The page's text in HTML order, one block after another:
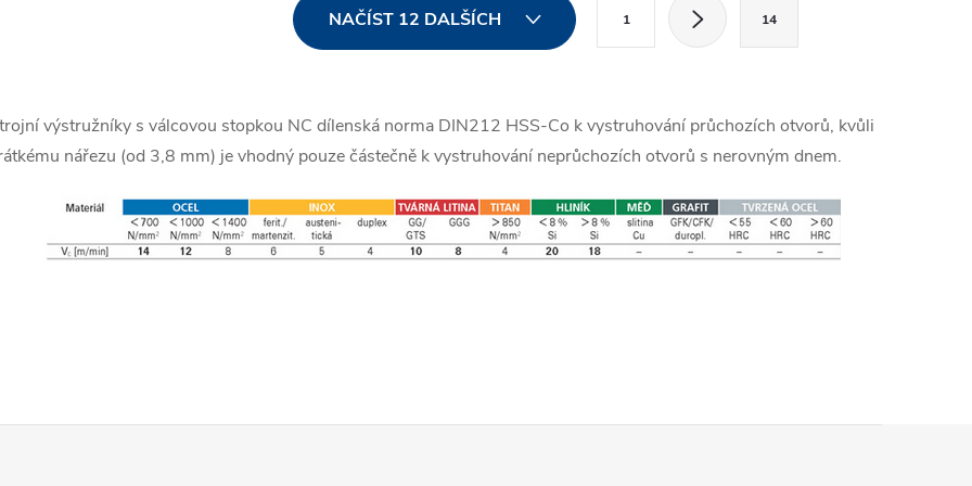
NAČÍST 12 DALŠÍCH
n
o
v
1 14
výstružníky s válcovou stopkou NC dílenská norma DIN212 HSS-Co k vystruhování průchozích otvorů, kvůli
nářezu (od 3,8 mm) je vhodný pouze částečně k vystruhování neprůchozích otvorů s nerovným dnem.